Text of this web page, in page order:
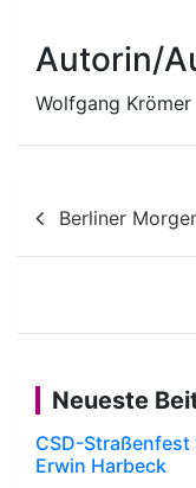
Autorin/
Wolfgang Krömer
Berliner
Neueste
CSD-Straßenfest
Erwin Harbeck